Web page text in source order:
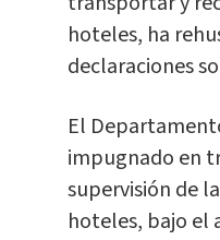
hoteles, ha
declaraciones
El
impugnado en
supervisión de
hoteles, bajo el